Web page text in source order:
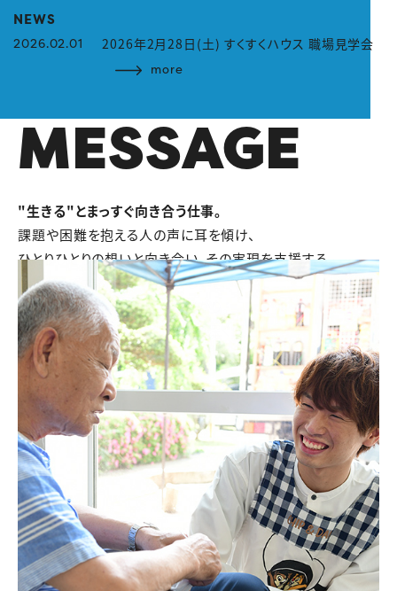
NEWS
2026.02.01 2026年2月28日(土) すくすくハウス 職場見学会
more
MESSAGE
"生きる"とまっすぐ向き合う仕事。
課題や困難を抱える人の声に耳を傾け、
ひとりひとりの想いと向き合い、その実現を支援する。
いつだってだれかの「自分らしく生きたい」
という想いのために、悩んでばかり。
でも、だからこそ、この仕事は奥深く面白い。